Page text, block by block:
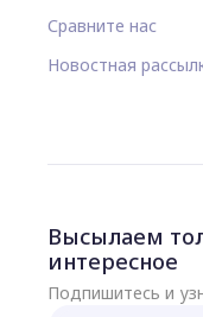
Сравните нас
Новостная
Высылаем
интересное
Подпишитесь и